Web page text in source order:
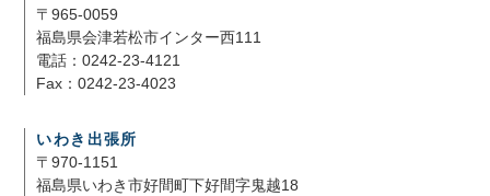
〒965-0059
福島県会津若松市インター西111
電話：0242-23-4121
Fax：0242-23-4023
いわき出張所
〒970-1151
福島県いわき市好間町下好間字鬼越18